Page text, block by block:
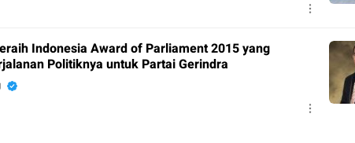
Indonesia Award of Parliament 2015 yang
Politiknya untuk Partai Gerindra